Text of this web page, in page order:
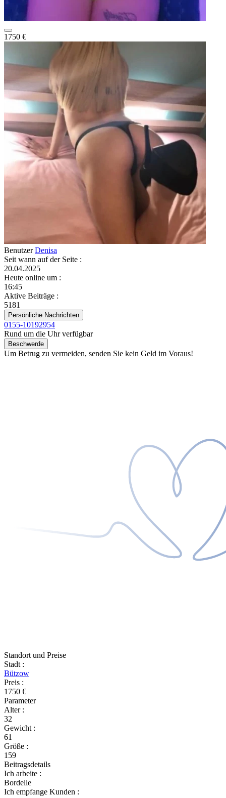
1750 €
BenutzerDenisa
Seit wann auf der Seite :
20.04.2025
Heute online um :
16:45
Aktive Beiträge :
5181
Persönliche Nachrichten
0155-10192954
Rund um die Uhr verfügbar
Beschwerde
Um Betrug zu vermeiden, senden Sie kein Geld im Voraus!
Standort und Preise
Stadt :
Bützow
Preis :
1750 €
Parameter
Alter :
32
Gewicht :
61
Größe :
159
Beitragsdetails
Ich arbeite :
Bordelle
Ich empfange Kunden :